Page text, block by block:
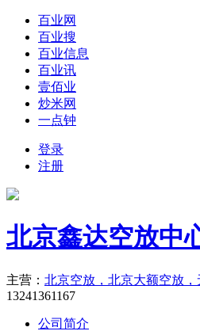
百业网
百业搜
百业信息
百业讯
壹佰业
炒米网
一点钟
登录
注册
北京鑫达空放中
主营： 北京空放，北京大额空放
13241361167
公司简介